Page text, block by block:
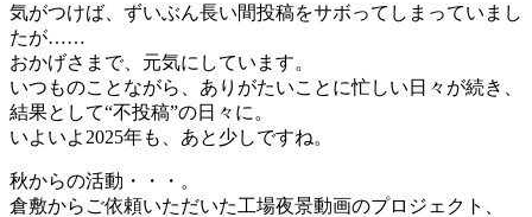
気がつけば、ずいぶん長い間投稿をサボってしまっていまし
たが……
おかげさまで、元気にしています。
いつものことながら、ありがたいことに忙しい日々が続き、
結果として“不投稿”の日々に。
いよいよ2025年も、あと少しですね。
秋からの活動・・・。
倉敷からご依頼いただいた工場夜景動画のプロジェクト、